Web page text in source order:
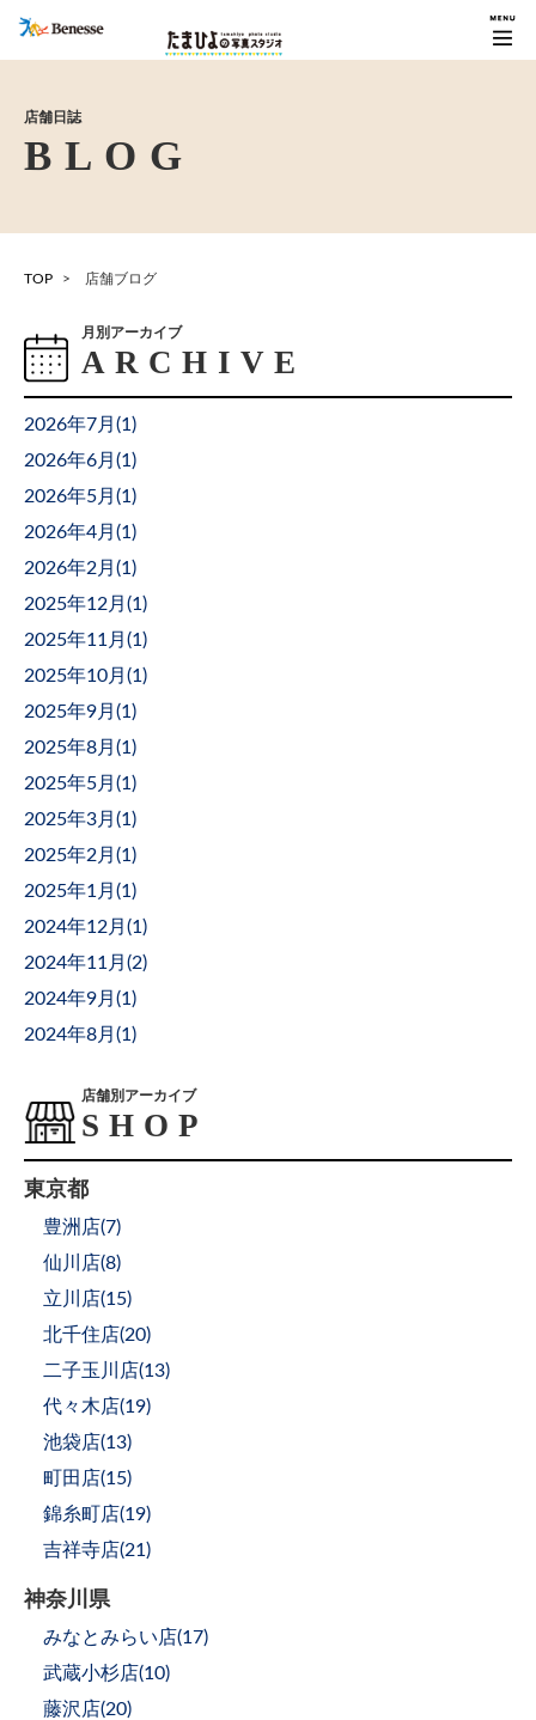
店舗日誌
TOP 店舗ブログ
月別アーカイブ
2026年7月(1 )
2026年6月(1 )
2026年5月(1 )
2026年4月(1 )
2026年2月(1 )
2025年12月(1 )
2025年11月(1 )
2025年10月(1 )
2025年9月(1 )
2025年8月(1 )
2025年5月(1 )
2025年3月(1 )
2025年2月(1 )
2025年1月(1 )
2024年12月(1 )
2024年11月(2)
2024年9月(1 )
2024年8月(1 )
店舗別アーカイブ
東京都
豊洲店(7)
仙川店(8)
立川店(15)
北千住店(20)
二子玉川店(13)
代々木店(19)
池袋店(13)
町田店(15)
錦糸町店(19)
吉祥寺店(21 )
神奈川県
みなとみらい店(17)
武蔵小杉店(10)
藤沢店(20)